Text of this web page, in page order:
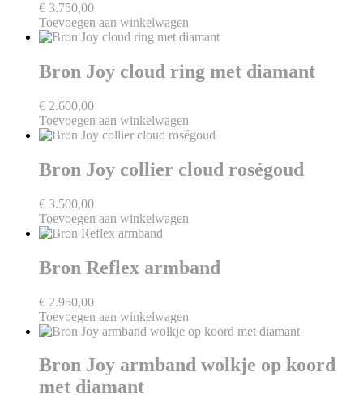
€ 3.750,00
Toevoegen aan winkelwagen
Bron Joy cloud ring met diamant
€ 2.600,00
Toevoegen aan winkelwagen
Bron Joy collier cloud roségoud
€ 3.500,00
Toevoegen aan winkelwagen
Bron Reflex armband
€ 2.950,00
Toevoegen aan winkelwagen
Bron Joy armband wolkje op koord
met diamant